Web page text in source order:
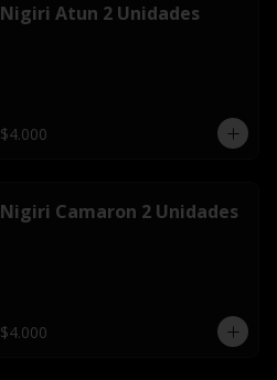
Nigiri Atun 2 Unidades
$4.000
Nigiri Camaron 2 Unidades
$4.000